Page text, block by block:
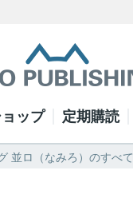
ップ 定期購読
並ロ（なみろ）のすべて